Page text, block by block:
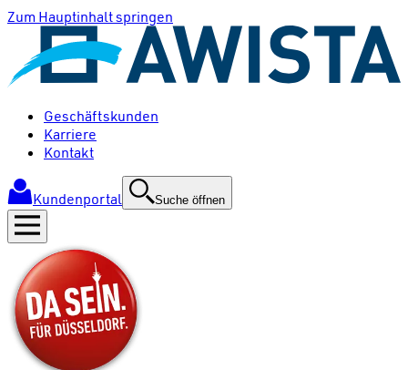
Zum Hauptinhalt springen
Geschäftskunden
Karriere
Kontakt
Kundenportal Suche öffnen